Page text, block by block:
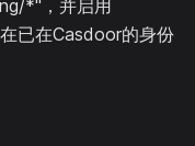
*"，并启用
已在Casdoor的身份